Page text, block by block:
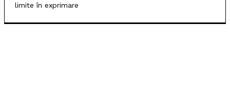
limite în exprimare